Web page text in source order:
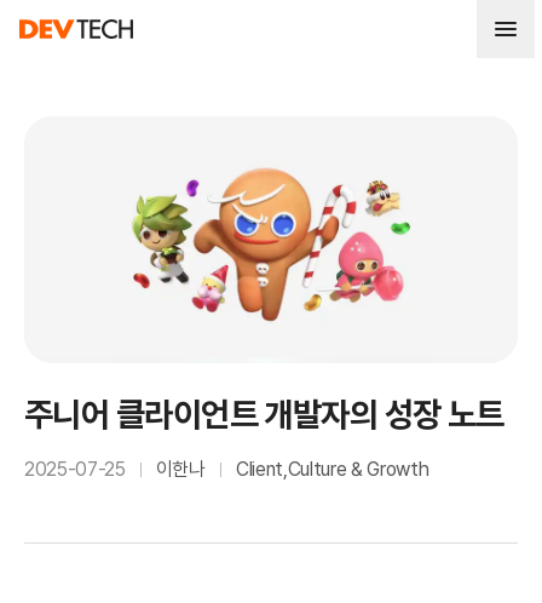
주니어 클라이언트 개발자의 성장 노트
2025-07-25 이한나 Client,Culture & Growth